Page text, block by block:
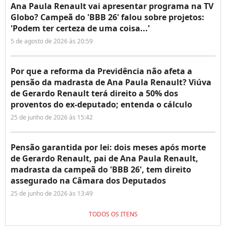
Ana Paula Renault vai apresentar programa na TV
Globo? Campeã do 'BBB 26' falou sobre projetos:
'Podem ter certeza de uma coisa...'
5 de agosto de 2026 às 20:59
Por que a reforma da Previdência não afeta a
pensão da madrasta de Ana Paula Renault? Viúva
de Gerardo Renault terá direito a 50% dos
proventos do ex-deputado; entenda o cálculo
25 de junho de 2026 às 15:42
Pensão garantida por lei: dois meses após morte
de Gerardo Renault, pai de Ana Paula Renault,
madrasta da campeã do 'BBB 26', tem direito
assegurado na Câmara dos Deputados
25 de junho de 2026 às 13:49
TODOS OS ITENS